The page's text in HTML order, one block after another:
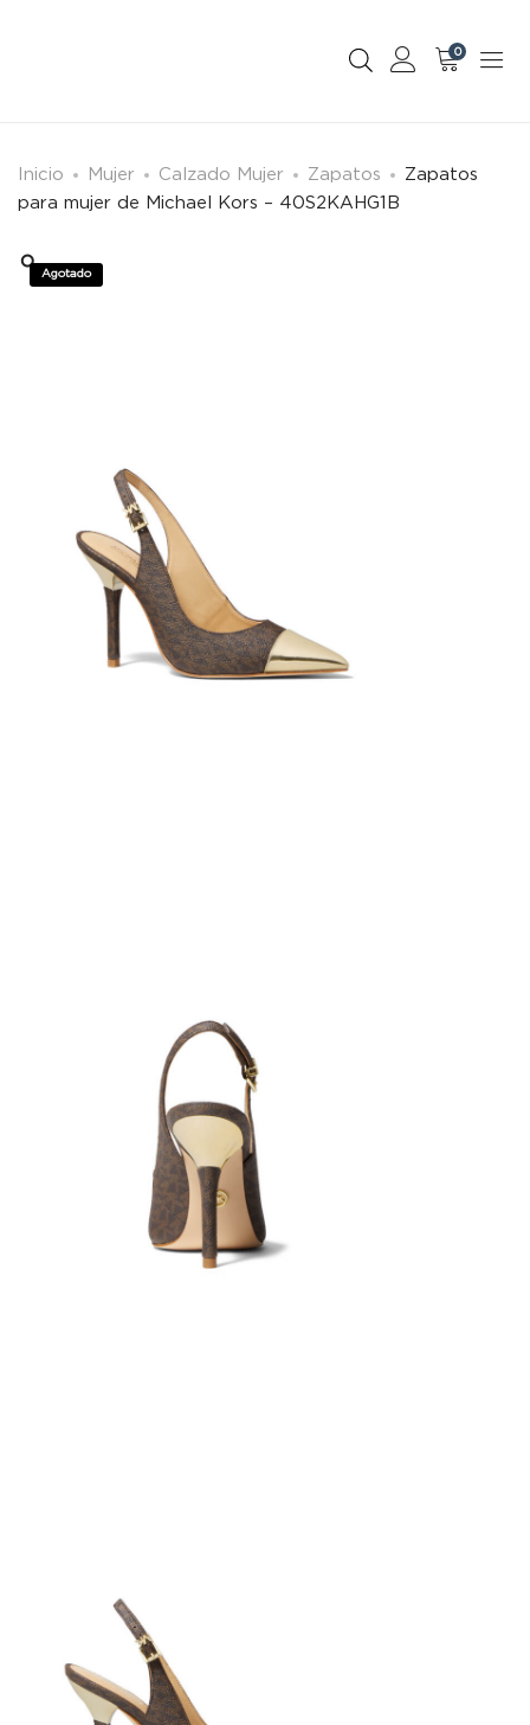
0
Inicio Mujer Calzado Mujer Zapatos
Zapatos
para mujer de Michael Kors – 40S2KAHG1B
Agotado